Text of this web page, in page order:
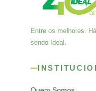
Entre os melhores.
sendo Ideal.